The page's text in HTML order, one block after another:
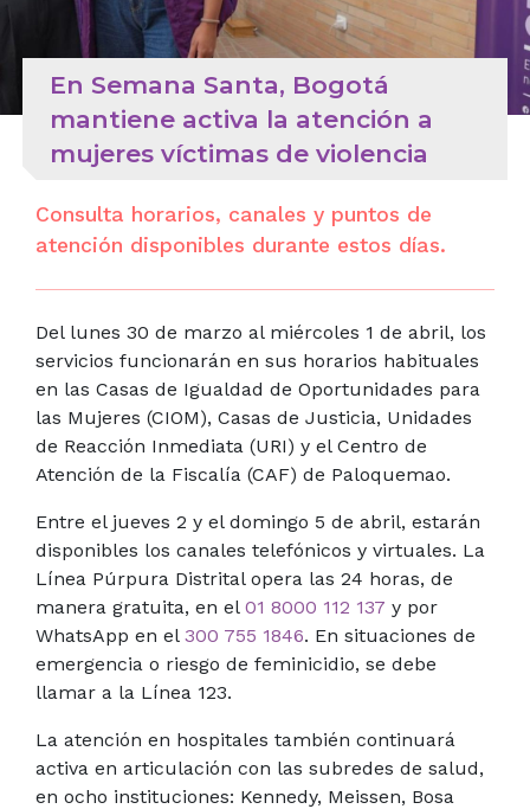
En Semana Santa, Bogotá
mantiene activa la atención a
mujeres víctimas de violencia
Consulta horarios, canales y puntos de
atención disponibles durante estos días.
Del lunes 30 de marzo al miércoles 1 de abril, los
servicios funcionarán en sus horarios habituales
en las Casas de Igualdad de Oportunidades para
las Mujeres (CIOM), Casas de Justicia, Unidades
de Reacción Inmediata (URI) y el Centro de
Atención de la Fiscalía (CAF) de Paloquemao.
Entre el jueves 2 y el domingo 5 de abril, estarán
disponibles los canales telefónicos y virtuales. La
Línea Púrpura Distrital opera las 24 horas, de
manera gratuita, en el 01 8000 112 137 y por
WhatsApp en el 300 755 1846. En situaciones de
emergencia o riesgo de feminicidio, se debe
llamar a la Línea 123.
La atención en hospitales también continuará
activa en articulación con las subredes de salud,
en ocho instituciones: Kennedy, Meissen, Bosa